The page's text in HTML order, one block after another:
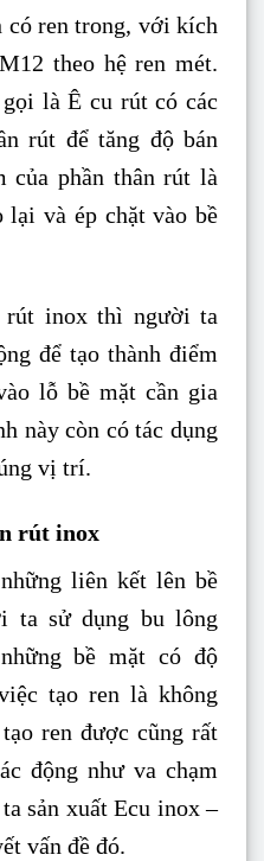
có ren trong, với kích
theo hệ ren mét.
là Ê cu rút có các
rút để tăng độ bán
của phần thân rút là
và ép chặt vào bề
rút inox thì người ta
để tạo thành điểm
lỗ bề mặt cần gia
này còn có tác dụng
vị trí.
rút inox
liên kết lên bề
ta sử dụng bu lông
bề mặt có độ
tạo ren là không
ren được cũng rất
động như va chạm
sản xuất Ecu inox –
vấn đề đó.